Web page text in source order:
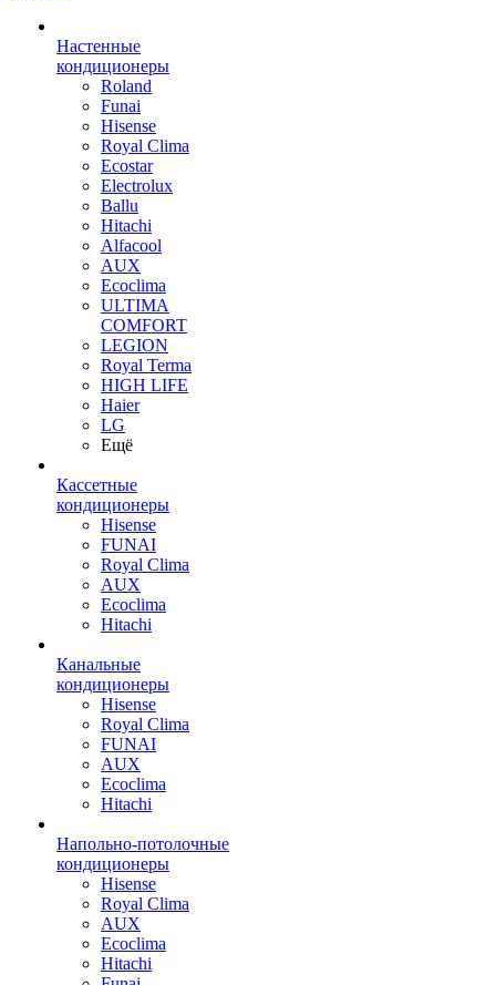
Настенные
кондиционеры
Roland
Funai
Hisense
Royal Clima
Ecostar
Electrolux
Ballu
Hitachi
Alfacool
AUX
Ecoclima
ULTIMA
COMFORT
LEGION
Royal Terma
HIGH LIFE
Haier
LG
Ещё
Кассетные
кондиционеры
Hisense
FUNAI
Royal Clima
AUX
Ecoclima
Hitachi
Канальные
кондиционеры
Hisense
Royal Clima
FUNAI
AUX
Ecoclima
Hitachi
Напольно-потолочные
кондиционеры
Hisense
Royal Clima
AUX
Ecoclima
Hitachi